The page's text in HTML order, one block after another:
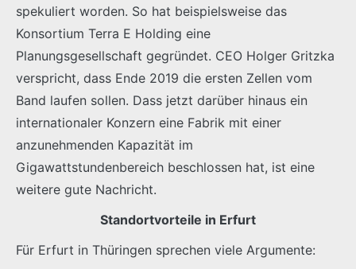
spekuliert worden. So hat beispielsweise das
Konsortium Terra E Holding eine
Planungsgesellschaft gegründet. CEO Holger Gritzka
verspricht, dass Ende 2019 die ersten Zellen vom
Band laufen sollen. Dass jetzt darüber hinaus ein
internationaler Konzern eine Fabrik mit einer
anzunehmenden Kapazität im
Gigawattstundenbereich beschlossen hat, ist eine
weitere gute Nachricht.
Standortvorteile in Erfurt
Für Erfurt in Thüringen sprechen viele Argumente: